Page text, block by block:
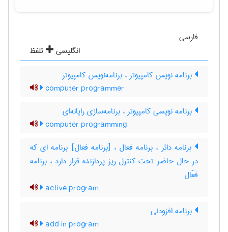
فارسی
انگلیسی
تلفظ
برنامه نویس کامپیوتر ، برنامه‌نویس کامپیوتر
computer programmer
برنامه نویسی کامپیوتر ، برنامه‌سازی رایانه‌ای
computer programming
برنامه دائر ، برنامه فعال ، [برنامه فعال] برنامه ای که
در حال حاضر تحت کنترل ریز پردازنده قرار دارد ، برنامه
فعّال
active program
برنامه افزودنی
add in program